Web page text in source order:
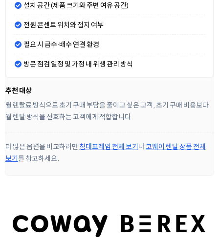
설치 공간 (제품 크기와 주변 여유 공간)
전원 콘센트 위치와 접지 여부
필요 시 급수·배수 연결 환경
방문 점검 일정 및 가정 내 위생 관리 방식
추천 대상
월 렌탈료 방식으로 초기 구매 부담을 줄이고 싶은 고객, 초기 구매 비용보다
월 렌탈 방식을 선호하는 고객에게 적합합니다.
더 많은 옵션을 비교하려면 침대프레임 전체 보기나코웨이 렌탈 상품 전체
보기를 참고하세요.